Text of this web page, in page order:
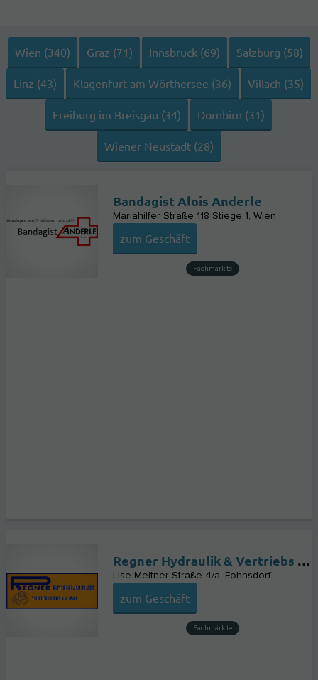
Wien (340) Graz (71) Innsbruck (69) Salzburg (58)
Linz (43) Klagenfurt am Wörthersee (36) Villach (35)
Freiburg im Breisgau (34) Dornbirn (31)
Wiener Neustadt (28)
Bandagist Alois Anderle
Mariahilfer Straße 118 Stiege 1 Wien
zum Geschäft
Fachmärkte
Regner Hydraulik & Vertriebs Gmbh
Lise-Meitner-Straße 4/a Fohnsdorf
zum Geschäft
Fachmärkte